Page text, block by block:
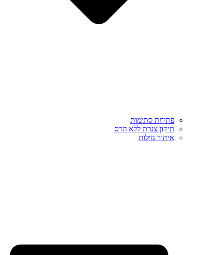
פתיחת סתימות
תיקון צנרת ללא הרס
איתור נזילות